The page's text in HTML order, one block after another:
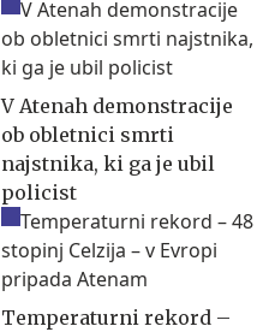
V Atenah demonstracije
ob obletnici smrti
najstnika, ki ga je ubil
policist
Temperaturni rekord –